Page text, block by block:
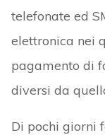
telefonate ed
elettronica nei
pagamento di
diversi da
Di pochi giorni